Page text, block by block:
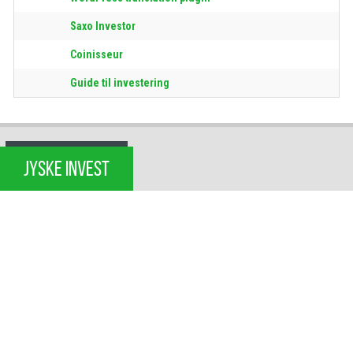
Saxo Investor
Coinisseur
Guide til investering
JYSKE INVEST